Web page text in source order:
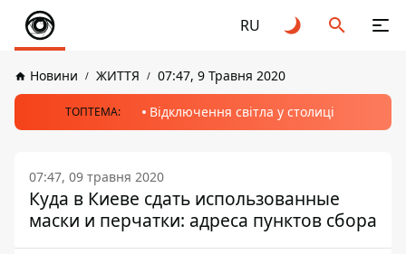
RU
Новини ЖИТТЯ 07:47, 9 Травня 2020
ТОПТЕМА: Відключення світла у столиці
07:47, 09 травня 2020
Куда в Киеве сдать использованные
маски и перчатки: адреса пунктов сбора